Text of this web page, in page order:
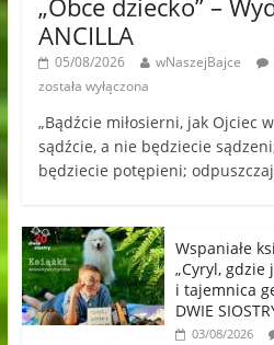
„Obce dziecko” –
ANCILLA
05/08/2026 wNaszejBajce
została wyłączona
„Bądźcie miłosierni, jak Ojciec
sądźcie, a nie będziecie
będziecie potępieni;
Wspaniałe
„Cyryl, gdzie
i tajemnica
DWIE
03/08/2026